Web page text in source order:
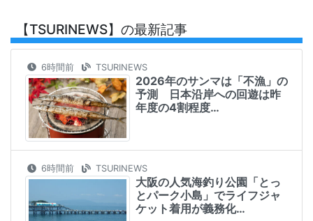
【TSURINEWS】の最新記事
6時間前 TSURINEWS
2026年のサンマは「不漁」の
予測 日本沿岸への回遊は昨
年度の4割程度…
6時間前 TSURINEWS
大阪の人気海釣り公園「とっ
とパーク小島」でライフジャ
ケット着用が義務化…